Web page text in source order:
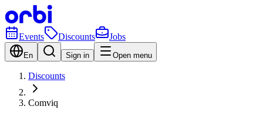
Events Discounts Jobs
En Sign in Open menu
Discounts
Comviq